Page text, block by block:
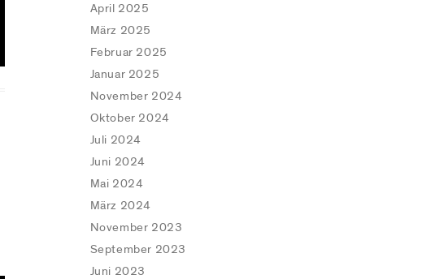
April 2025
März 2025
Februar 2025
Januar 2025
November 2024
Oktober 2024
Juli 2024
Juni 2024
Mai 2024
März 2024
November 2023
September 2023
Juni 2023